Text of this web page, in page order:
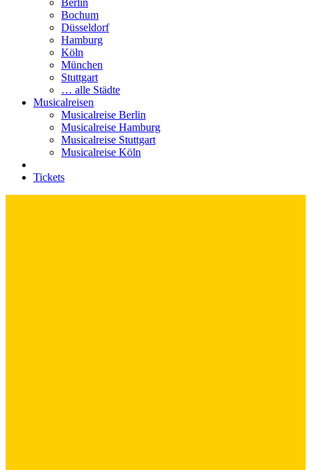
Berlin
Bochum
Düsseldorf
Hamburg
Köln
München
Stuttgart
… alle Städte
Musicalreisen
Musicalreise Berlin
Musicalreise Hamburg
Musicalreise Stuttgart
Musicalreise Köln
Tickets